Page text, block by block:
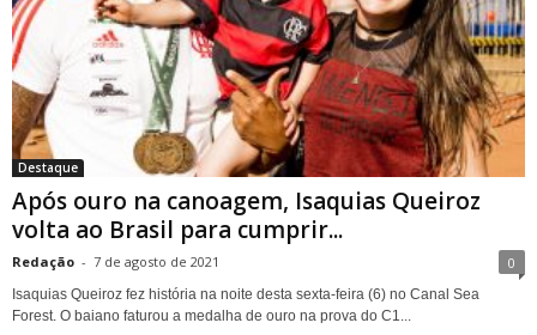
Destaque
Após ouro na canoagem, Isaquias Queiroz
volta ao Brasil para cumprir...
Redação - 7 de agosto de 2021 0
Isaquias Queiroz fez história na noite desta sexta-feira (6) no Canal Sea
Forest. O baiano faturou a medalha de ouro na prova do C1...